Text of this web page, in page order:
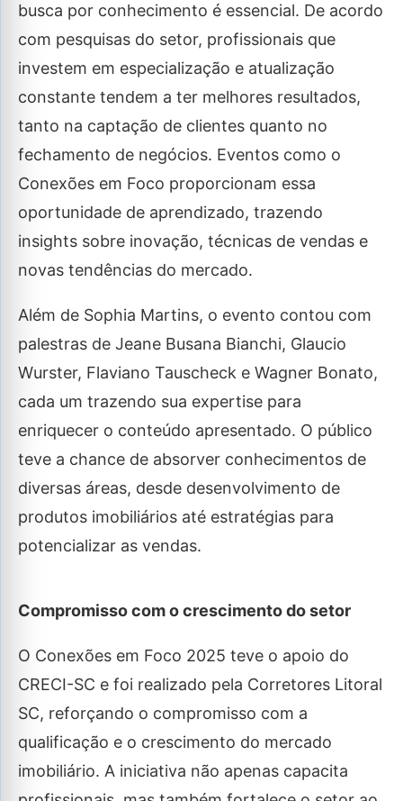
busca por conhecimento é essencial. De acordo
com pesquisas do setor, profissionais que
investem em especialização e atualização
constante tendem a ter melhores resultados,
tanto na captação de clientes quanto no
fechamento de negócios. Eventos como o
Conexões em Foco proporcionam essa
oportunidade de aprendizado, trazendo
insights sobre inovação, técnicas de vendas e
novas tendências do mercado.
Além de Sophia Martins, o evento contou com
palestras de Jeane Busana Bianchi, Glaucio
Wurster, Flaviano Tauscheck e Wagner Bonato,
cada um trazendo sua expertise para
enriquecer o conteúdo apresentado. O público
teve a chance de absorver conhecimentos de
diversas áreas, desde desenvolvimento de
produtos imobiliários até estratégias para
potencializar as vendas.
Compromisso com o crescimento do setor
O Conexões em Foco 2025 teve o apoio do
CRECI-SC e foi realizado pela Corretores Litoral
SC, reforçando o compromisso com a
qualificação e o crescimento do mercado
imobiliário. A iniciativa não apenas capacita